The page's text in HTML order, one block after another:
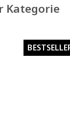
Kategorie
It